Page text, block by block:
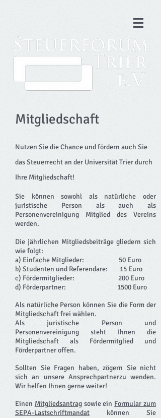
Mitgliedschaft
Nutzen Sie die Chance und fördern auch Sie
das Steuerrecht an der Universität Trier durch
Ihre Mitgliedschaft!
Sie können sowohl als natürliche oder
juristische Person als auch als
Personenvereinigung Mitglied des Vereins
werden.
Die jährlichen Mitgliedsbeiträge gliedern sich
wie folgt:
a) Einfache Mitglieder: 50 Euro
b) Studenten und Referendare: 15 Euro
c) Fördermitglieder: 200 Euro
d) Förderpartner: 1500 Euro
Als natürliche Person können Sie die Form der
Mitgliedschaft frei wählen.
Als juristische Person und
Personenvereinigung steht Ihnen die
Mitgliedschaft als Fördermitglied und
Förderpartner offen.
Sollten Sie Fragen haben, zögern Sie nicht
sich an unsere Ansprechpartnerzu wenden.
Wir helfen Ihnen gerne weiter!
Einen Mitgliedsantragsowie ein Formular zum
SEPA-Lastschriftmandat können Sie